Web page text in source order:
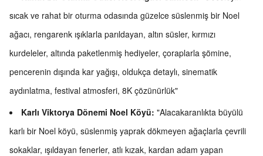
sıcak ve rahat bir oturma odasında güzelce süslenmiş bir Noel
ağacı, rengarenk ışıklarla parıldayan, altın süsler, kırmızı
kurdeleler, altında paketlenmiş hediyeler, çoraplarla şömine,
pencerenin dışında kar yağışı, oldukça detaylı, sinematik
aydınlatma, festival atmosferi, 8K çözünürlük"
Karlı Viktorya Dönemi Noel Köyü: "Alacakaranlıkta büyülü
karlı bir Noel köyü, süslenmiş yaprak dökmeyen ağaçlarla çevrili
sokaklar, ışıldayan fenerler, atlı kızak, kardan adam yapan